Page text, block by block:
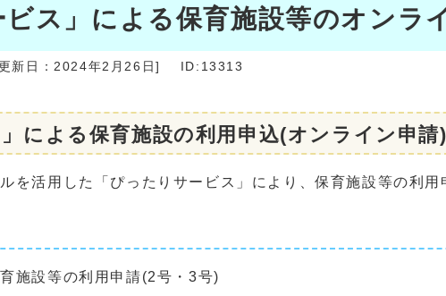
ビス」による保育施設等のオンラ
新日：2024年2月26日] ID:13313
による保育施設の利用申込(オンライン申請)
を活用した「ぴったりサービス」により、保育施設等の利用
施設等の利用申請(2号・3号)